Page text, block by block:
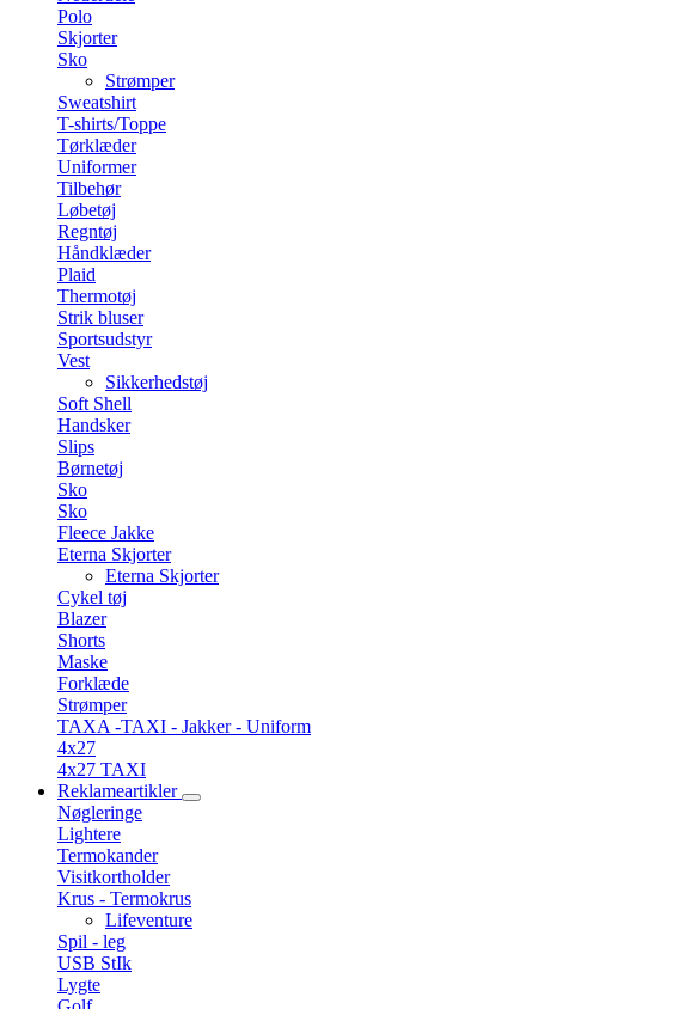
Polo
Skjorter
Sko
Strømper
Sweatshirt
T-shirts/Toppe
Tørklæder
Uniformer
Tilbehør
Løbetøj
Regntøj
Håndklæder
Plaid
Thermotøj
Strik bluser
Sportsudstyr
Vest
Sikkerhedstøj
Soft Shell
Handsker
Slips
Børnetøj
Sko
Sko
Fleece Jakke
Eterna Skjorter
Eterna Skjorter
Cykel tøj
Blazer
Shorts
Maske
Forklæde
Strømper
TAXA -TAXI - Jakker - Uniform
4x27
4x27 TAXI
Reklameartikler
Nøgleringe
Lightere
Termokander
Visitkortholder
Krus - Termokrus
Lifeventure
Spil - leg
USB StIk
Lygte